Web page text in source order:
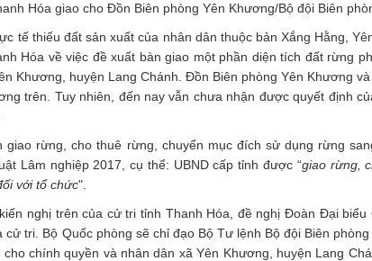
Hóa giao cho Đồn Biên phòng Yên Khương/Bộ đội Biên
tế thiếu đất sản xuất của nhân dân thuộc bản Xắng Hằng,
Hóa về việc đề xuất bàn giao một phần diện tích đất rừng
Khương, huyện Lang Chánh. Đồn Biên phòng Yên Khương
trên. Tuy nhiên, đến nay vẫn chưa nhận được quyết định
giao rừng, cho thuê rừng, chuyển mục đích sử dụng rừng
Lâm nghiệp 2017, cụ thể: UBND cấp tỉnh được “giao rừng,
với tổ chức".
nghị trên của cử tri tỉnh Thanh Hóa, đề nghị Đoàn Đại
cử tri. Bộ Quốc phòng sẽ chỉ đạo Bộ Tư lệnh Bộ đội Biên
chính quyền và nhân dân xã Yên Khương, huyện Lang